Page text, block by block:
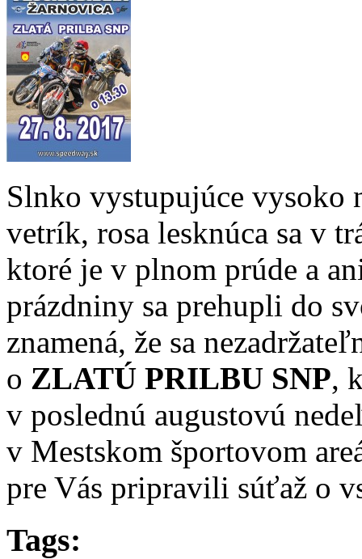
Slnko vystupujúce vysoko
vetrík, rosa lesknúca sa v
ktoré je v plnom prúde a
prázdniny sa prehupli do
znamená, že sa
o ZLATÚ PRILBU SNP,
v poslednú augustovú
v Mestskom športovom
pre Vás pripravili súťaž o
Tags: